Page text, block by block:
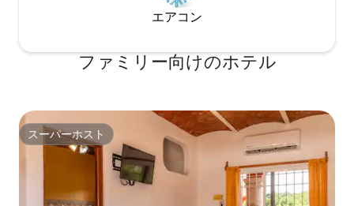
エアコン
ファミリー向⁠け⁠のホ⁠テ⁠ル
スーパーホスト
スーパーホスト